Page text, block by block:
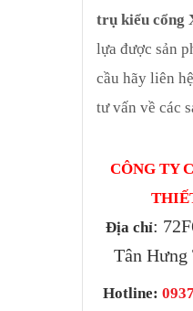
trụ kiểu cổng
lựa được sản
cầu hãy liên
tư vấn về các
CÔNG TY
Địa chỉ:
Tân Hưng
Hotline: